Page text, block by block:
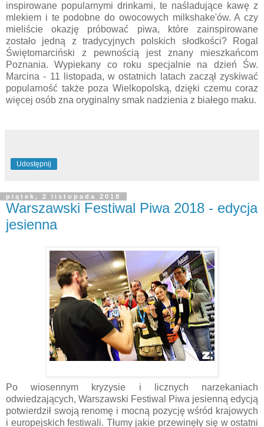
inspirowane popularnymi drinkami, te naśladujące kawę z
mlekiem i te podobne do owocowych milkshake'ów. A czy
mieliście okazję próbować piwa, które zainspirowane
zostało jedną z tradycyjnych polskich słodkości? Rogal
Świętomarciński z pewnością jest znany mieszkańcom
Poznania. Wypiekany co roku specjalnie na dzień Św.
Marcina - 11 listopada, w ostatnich latach zaczął zyskiwać
popularność także poza Wielkopolską, dzięki czemu coraz
więcej osób zna oryginalny smak nadzienia z białego maku.
Udostępnij
piątek, 2 listopada 2018
Warszawski Festiwal Piwa 2018 - edycja
jesienna
Po wiosennym kryzysie i licznych narzekaniach
odwiedzających, Warszawski Festiwal Piwa jesienną edycją
potwierdził swoją renomę i mocną pozycję wśród krajowych
i europejskich festiwali. Tłumy jakie przewinęły się w ostatni